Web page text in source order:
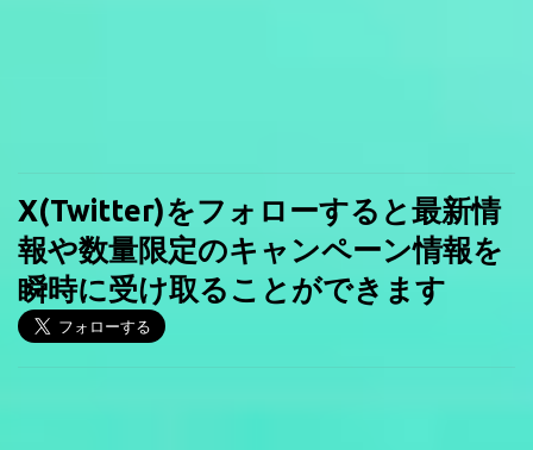
X(Twitter)をフォローすると最新情
報や数量限定のキャンペーン情報を
瞬時に受け取ることができます